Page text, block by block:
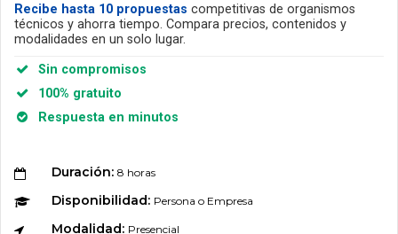
Recibe hasta 10 propuestas competitivas de organismos
técnicos y ahorra tiempo. Compara precios, contenidos y
modalidades en un solo lugar.
Sin compromisos
100% gratuito
Respuesta en minutos
Duración: 8 horas
Disponibilidad: Persona o Empresa
Modalidad: Presencial